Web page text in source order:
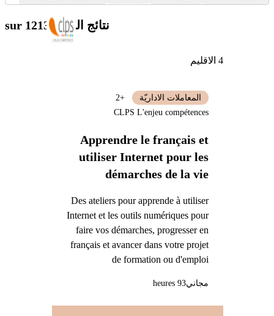
نتائج البحث sur 1213
4 الاقليم
Apprendre le français et
utiliser Internet pour les
démarches de la vie
Des ateliers pour apprende à utiliser
Internet et les outils numériques pour
faire vos démarches, progresser en
français et avancer dans votre projet
de formation ou d'emploi
المعاملات الاداريّة
+2
CLPS L'enjeu compétences
مجاني93 heures